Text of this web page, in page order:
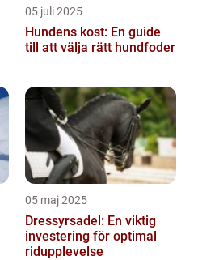
05 juli 2025
Hundens kost: En guide
till att välja rätt hundfoder
05 maj 2025
Dressyrsadel: En viktig
investering för optimal
ridupplevelse